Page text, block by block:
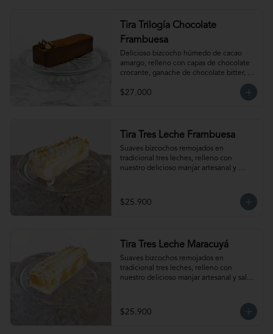
Tira Trilogía Chocolate
Frambuesa
Delicioso bizcocho húmedo de cacao
amargo, relleno con capas de chocolate
crocante, ganache de chocolate bitter,
delicada salsa de frambuesas y nuestro
clásico manjar artesanal. Para 12-15
$27.000
Tira Tres Leche Frambuesa
Suaves bizcochos remojados en
tradicional tres leches, relleno con
nuestro delicioso manjar artesanal y
Producto congelado, se recomienda
descongelar de 2 horas a temperatura
$25.900
Tira Tres Leche Maracuyá
Suaves bizcochos remojados en
tradicional tres leches, relleno con
nuestro delicioso manjar artesanal y salsa
Producto congelado, se recomienda
descongelar de 2 horas a temperatura
$25.900